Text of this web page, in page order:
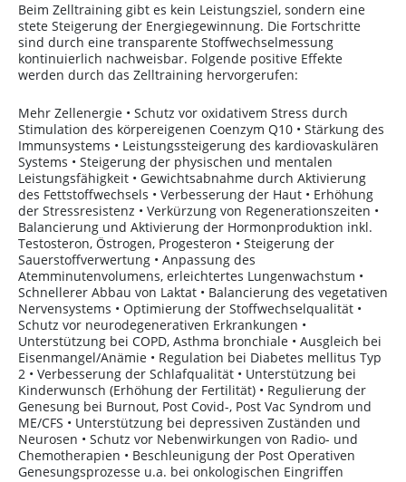
Beim Zelltraining gibt es kein Leistungsziel, sondern eine
stete Steigerung der Energiegewinnung. Die Fortschritte
sind durch eine transparente Stoffwechselmessung
kontinuierlich nachweisbar. Folgende positive Effekte
werden durch das Zelltraining hervorgerufen:
Mehr Zellenergie • Schutz vor oxidativem Stress durch
Stimulation des körpereigenen Coenzym Q10 • Stärkung des
Immunsystems • Leistungssteigerung des kardiovaskulären
Systems • Steigerung der physischen und mentalen
Leistungsfähigkeit • Gewichtsabnahme durch Aktivierung
des Fettstoffwechsels • Verbesserung der Haut • Erhöhung
der Stressresistenz • Verkürzung von Regenerationszeiten •
Balancierung und Aktivierung der Hormonproduktion inkl.
Testosteron, Östrogen, Progesteron • Steigerung der
Sauerstoffverwertung • Anpassung des
Atemminutenvolumens, erleichtertes Lungenwachstum •
Schnellerer Abbau von Laktat • Balancierung des vegetativen
Nervensystems • Optimierung der Stoffwechselqualität •
Schutz vor neurodegenerativen Erkrankungen •
Unterstützung bei COPD, Asthma bronchiale • Ausgleich bei
Eisenmangel/Anämie • Regulation bei Diabetes mellitus Typ
2 • Verbesserung der Schlafqualität • Unterstützung bei
Kinderwunsch (Erhöhung der Fertilität) • Regulierung der
Genesung bei Burnout, Post Covid-, Post Vac Syndrom und
ME/CFS • Unterstützung bei depressiven Zuständen und
Neurosen • Schutz vor Nebenwirkungen von Radio- und
Chemotherapien • Beschleunigung der Post Operativen
Genesungsprozesse u.a. bei onkologischen Eingriffen